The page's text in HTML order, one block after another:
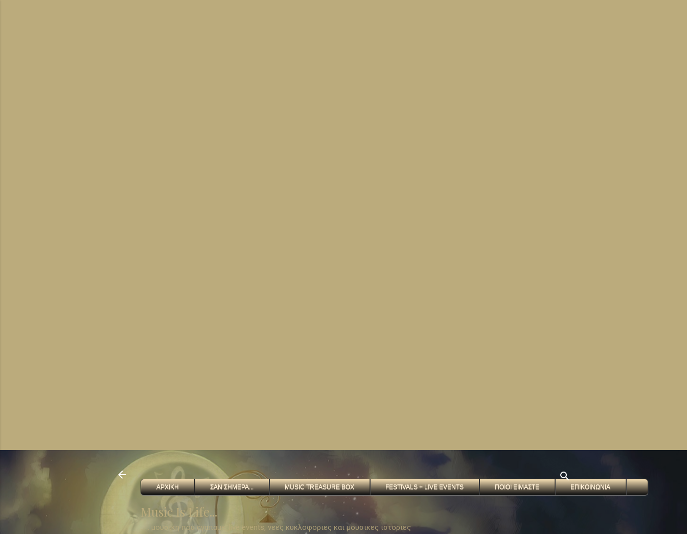
ΑΡΧΙΚΗ ΣΑΝ ΣΗΜΕΡΑ... MUSIC TREASURE BOX FESTIVALS + LIVE EVENTS ΠΟΙΟΙ ΕΙΜΑΣΤΕ ΕΠΙΚΟΙΝΩΝΙΑ
Music Is Life...
. . . μουσικη που αγαπαμε, live events, νεες κυκλοφοριες και μουσικες ιστοριες